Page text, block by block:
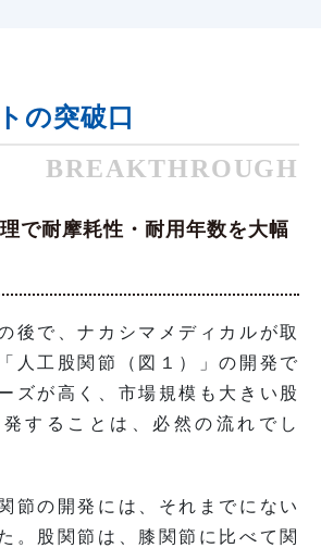
の突破口
BREAKTHROUGH
で耐摩耗性・耐用年数を大幅
後で、ナカシマメディカルが取
人工股関節（図１）」の開発で
ズが高く、市場規模も大きい股
することは、必然の流れでし
節の開発には、それまでにない
。股関節は、膝関節に比べて関